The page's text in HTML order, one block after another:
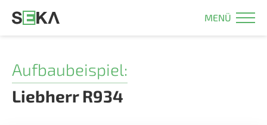
MENÜ
Aufbaubeispiel:
Liebherr R934